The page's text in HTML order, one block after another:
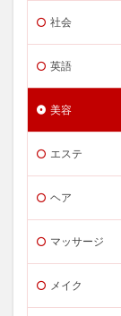
社会
英語
美容
エステ
ヘア
マッサージ
メイク